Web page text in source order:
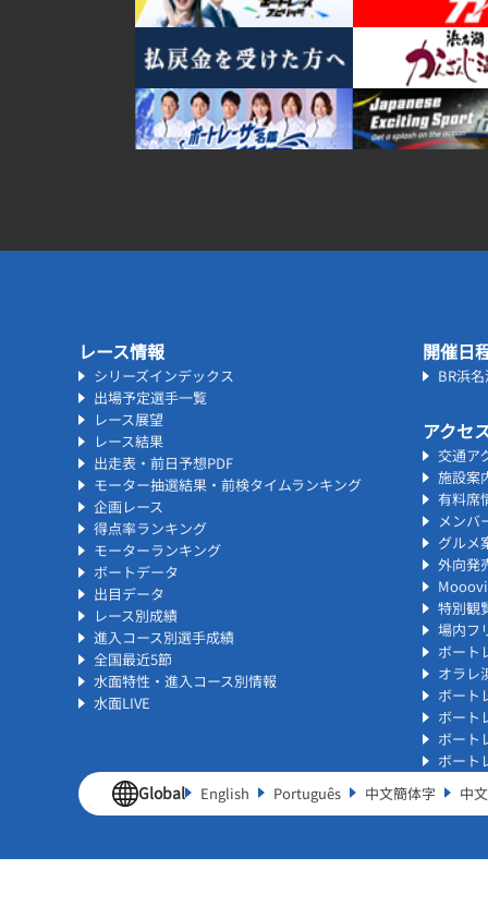
レース情報
シリーズインデックス
出場予定選手一覧
レース展望
レース結果
出走表・前日予想PDF
モーター抽選結果・前検タイムランキング
企画レース
得点率ランキング
モーターランキング
ボートデータ
出目データ
レース別成績
進入コース別選手成績
全国最近5節
水面特性・進入コース別情報
水面LIVE
開催日
BR浜
アクセ
交通ア
施設案
有料席
メンバ
グルメ
外向発
特別観
場内フ
ボート
オラレ
ボート
ボート
ボート
ボート
Global English Português 中文簡体字 中